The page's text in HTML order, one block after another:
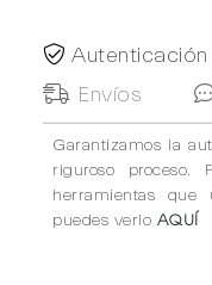
Autenticación
Envíos
Garantizamos la
riguroso proceso.
herramientas que
puedes verlo AQUÍ